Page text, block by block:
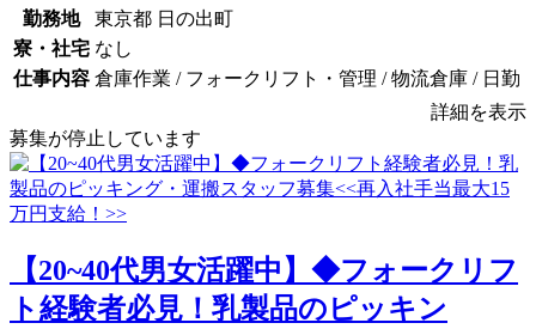
勤務地
東京都 日の出町
寮・社宅 なし
仕事内容 倉庫作業 / フォークリフト・管理 / 物流倉庫 / 日勤
詳細を表示
募集が停止しています
【20~40代男女活躍中】◆フォークリフ
ト経験者必見！乳製品のピッキン